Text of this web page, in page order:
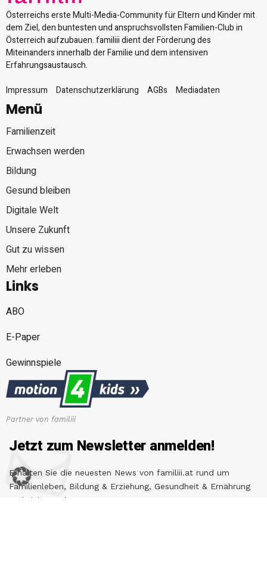
Österreichs erste Multi-Media-Community für Eltern und Kinder mit
dem Ziel, den buntesten und anspruchsvollsten Familien-Club in
Österreich aufzubauen. familiii dient der Förderung des
Miteinanders innerhalb der Familie und dem intensiven
Erfahrungsaustausch.
Impressum
Datenschutzerklärung AGBs Mediadaten
Menü
Familienzeit
Erwachsen werden
Bildung
Gesund bleiben
Digitale Welt
Unsere Zukunft
Gut zu wissen
Mehr erleben
Links
ABO
E-Paper
Gewinnspiele
Partner von familiii
Jetzt zum Newsletter anmelden!
Erhalten Sie die neuesten News von familiii.at rund um
Familienleben, Bildung & Erziehung, Gesundheit & Ernährung
und vieles mehr...